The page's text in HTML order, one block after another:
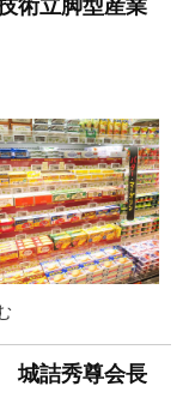
術立脚型産業
城詰秀尊会長